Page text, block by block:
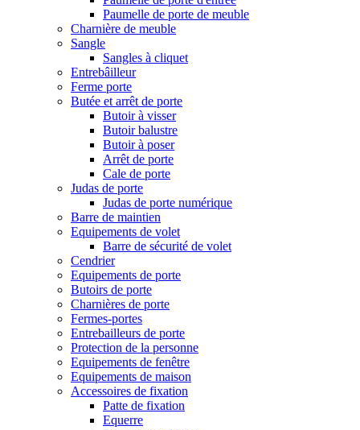
Paumelle de porte de meuble
Charnière de meuble
Sangle
Sangles à cliquet
Entrebâilleur
Ferme porte
Butée et arrêt de porte
Butoir à visser
Butoir balustre
Butoir à poser
Arrêt de porte
Cale de porte
Judas de porte
Judas de porte numérique
Barre de maintien
Equipements de volet
Barre de sécurité de volet
Cendrier
Equipements de porte
Butoirs de porte
Charnières de porte
Fermes-portes
Entrebailleurs de porte
Protection de la personne
Equipements de fenêtre
Equipements de maison
Accessoires de fixation
Patte de fixation
Equerre